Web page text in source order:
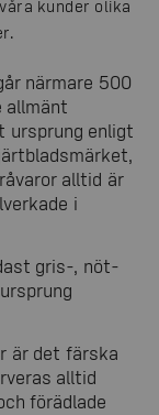
kunder olika
närmare 500
allmänt
ursprung enligt
alltid är
i
gris-, nöt-
är det färska
alltid
förädlade